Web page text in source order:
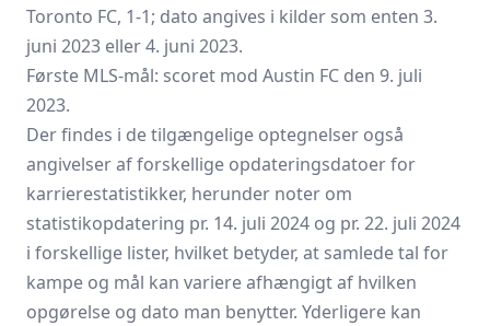
Toronto FC, 1-1; dato angives i kilder som enten 3.
juni 2023 eller 4. juni 2023.
Første MLS-mål: scoret mod Austin FC den 9. juli
2023.
Der findes i de tilgængelige optegnelser også
angivelser af forskellige opdateringsdatoer for
karrierestatistikker, herunder noter om
statistikopdatering pr. 14. juli 2024 og pr. 22. juli 2024
i forskellige lister, hvilket betyder, at samlede tal for
kampe og mål kan variere afhængigt af hvilken
opgørelse og dato man benytter. Yderligere kan